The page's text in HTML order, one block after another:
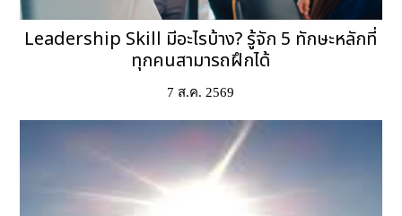
Leadership Skill มีอะไรบ้าง? รู้จัก 5 ทักษะหลักที่
ทุกคนสามารถฝึกได้
7 ส.ค. 2569